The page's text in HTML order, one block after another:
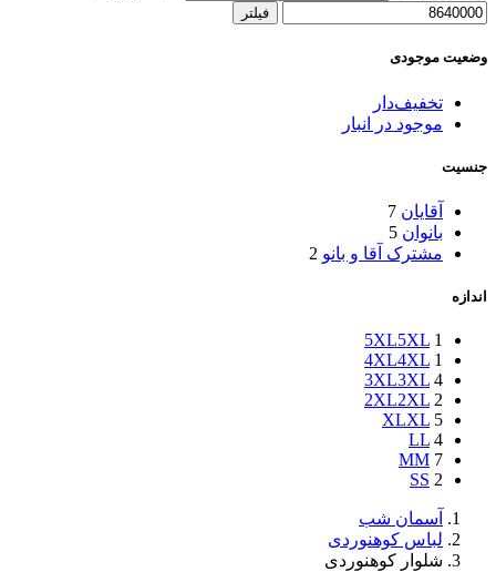
فیلتر
وضعیت موجودی
تخفیف‌دار
موجود در انبار
جنسیت
آقایان 7
بانوان 5
مشترک آقا و بانو 2
اندازه
5XL5XL 1
4XL4XL 1
3XL3XL 4
2XL2XL 2
XLXL 5
LL 4
MM 7
SS 2
آسمان شب
لباس کوهنوردی
شلوار کوهنوردی